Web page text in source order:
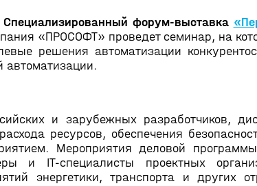
Специализированный форум-выставка
«ПРОСОФТ» проведет семинар, на
решения автоматизации
и зарубежных разработчиков,
ресурсов, обеспечения
Мероприятия деловой
и IT-специалисты проектных
энергетики, транспорта и других